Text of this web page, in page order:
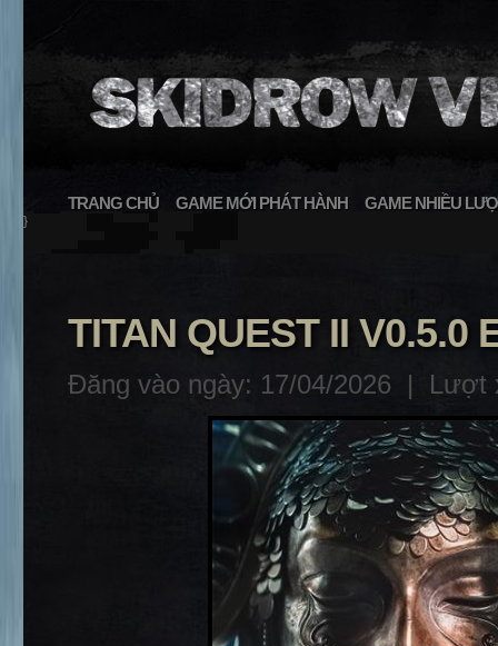
TRANG CHỦ GAME MỚI PHÁT HÀNH GAME NHIỀU
}
TITAN QUEST II V0.5.0
Đăng vào ngày: 17/04/2026 | Lượt